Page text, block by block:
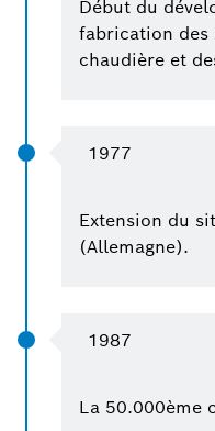
Début du
fabrication des
chaudière et
1977
Extension du
(Allemagne).
1987
La 50.000ème